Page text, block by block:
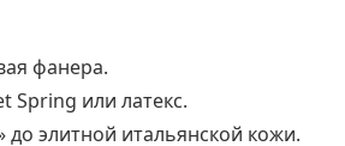
фанера.
или латекс.
до элитной итальянской кожи.